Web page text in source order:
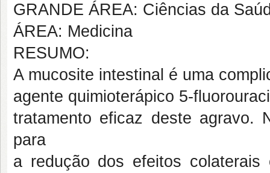
GRANDE ÁREA: Ciências da
ÁREA: Medicina
RESUMO:
A mucosite intestinal é uma
agente quimioterápico 5-
tratamento eficaz deste agravo.
para
a redução dos efeitos